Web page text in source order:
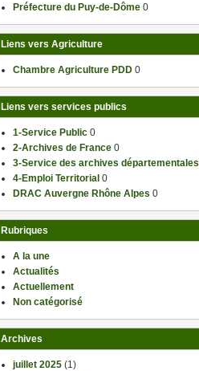
Préfecture du Puy-de-Dôme 0
Liens vers Agriculture
Chambre Agriculture PDD 0
Liens vers services publics
1-Service Public 0
2-Archives de France 0
3-Service des archives départementales
4-Emploi Territorial 0
DRAC Auvergne Rhône Alpes 0
Rubriques
A la une
Actualités
Actuellement
Non catégorisé
Archives
juillet 2025 (1)